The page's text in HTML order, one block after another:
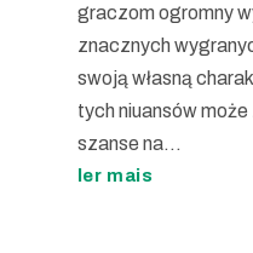
graczom ogromny
znacznych
swoją własną
tych niuansów
szanse na...
ler mais